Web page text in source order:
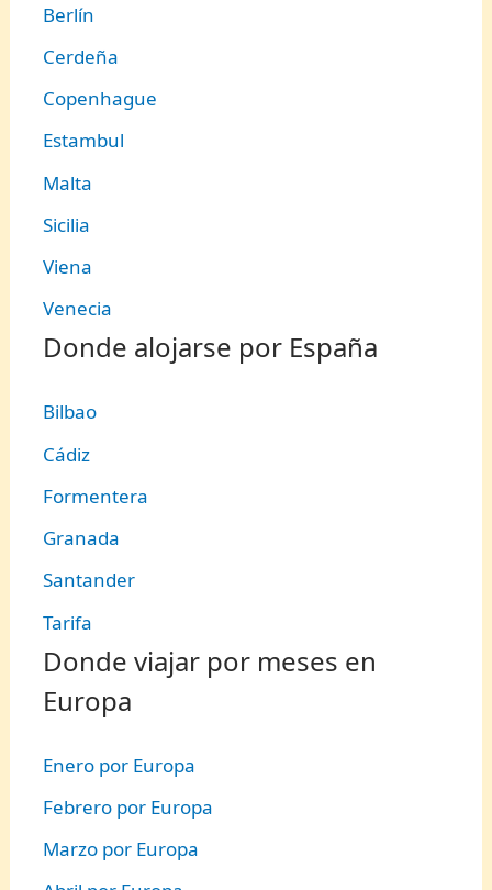
Berlín
Cerdeña
Copenhague
Estambul
Malta
Sicilia
Viena
Venecia
Donde alojarse por España
Bilbao
Cádiz
Formentera
Granada
Santander
Tarifa
Donde viajar por meses en
Europa
Enero por Europa
Febrero por Europa
Marzo por Europa